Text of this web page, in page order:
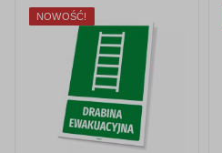
NOWOŚĆ!